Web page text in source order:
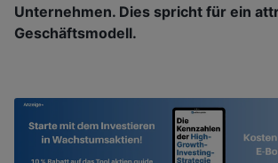
Unternehmen. Dies spricht für ein
Geschäftsmodell.